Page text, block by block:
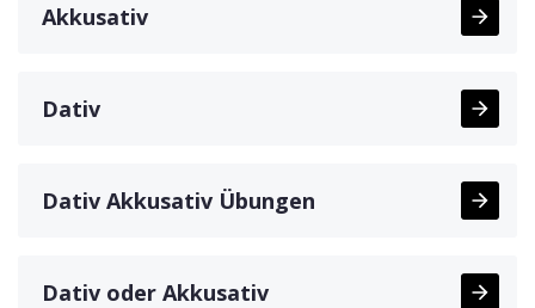
Akkusativ
Dativ
Dativ Akkusativ Übungen
Dativ oder Akkusativ